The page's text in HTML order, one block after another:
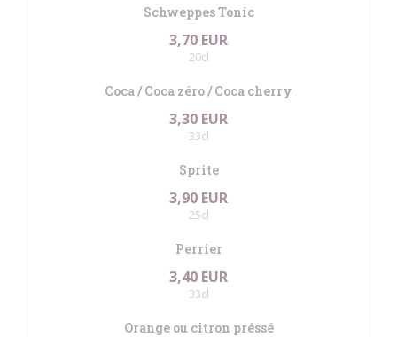
Schweppes Tonic
3,70 EUR
20cl
Coca / Coca zéro / Coca cherry
3,30 EUR
33cl
Sprite
3,90 EUR
25cl
Perrier
3,40 EUR
33cl
Orange ou citron préssé